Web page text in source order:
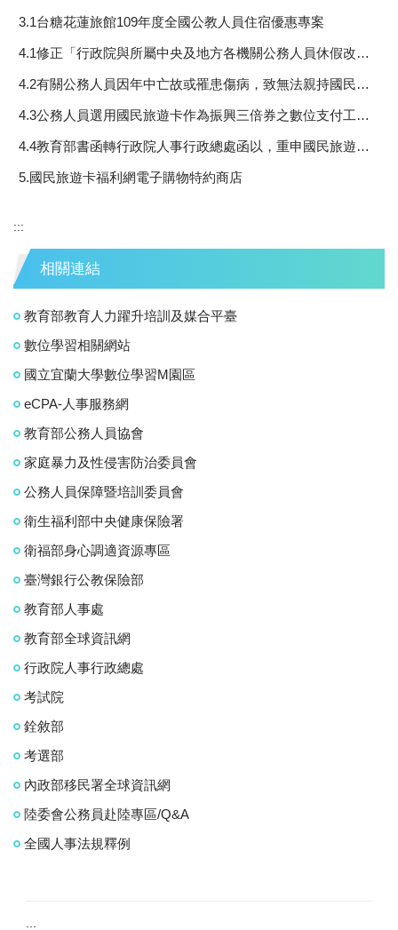
3.1台糖花蓮旅館109年度全國公教人員住宿優惠專案
4.1修正「行政院與所屬中央及地方各機關公務人員休假改進措施」第1點、第5點、第6點及附表，自中華民國109年1月1日生效
4.2有關公務人員因年中亡故或罹患傷病，致無法親持國民旅遊卡於特約商店刷卡消費，其強制休假補助費依總處書函辦理。
4.3公務人員選用國民旅遊卡作為振興三倍券之數位支付工具，其刷卡消費如同時符合國民旅遊卡休假補助費之給付條件及振興三倍券之滿額回饋，得分別請領1案，請查照。
4.4教育部書函轉行政院人事行政總處函以，重申國民旅遊卡休假補助費與國內出差旅費之交通費應本不重複請領原則，並補充說明住宿費及雜費之處理原則一案，請查照
5.國民旅遊卡福利網電子購物特約商店
:::
相關連結
教育部教育人力躍升培訓及媒合平臺
數位學習相關網站
國立宜蘭大學數位學習M園區
eCPA-人事服務網
教育部公務人員協會
家庭暴力及性侵害防治委員會
公務人員保障暨培訓委員會
衛生福利部中央健康保險署
衛福部身心調適資源專區
臺灣銀行公教保險部
教育部人事處
教育部全球資訊網
行政院人事行政總處
考試院
銓敘部
考選部
內政部移民署全球資訊網
陸委會公務員赴陸專區/Q&A
全國人事法規釋例